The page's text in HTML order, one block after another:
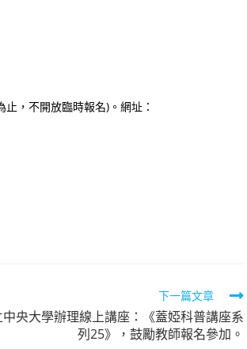
，不開放臨時報名)。網址：
下一篇文章
中央大學辦理線上講座：《蓋婭科普講座系
列25》，鼓勵教師報名參加。